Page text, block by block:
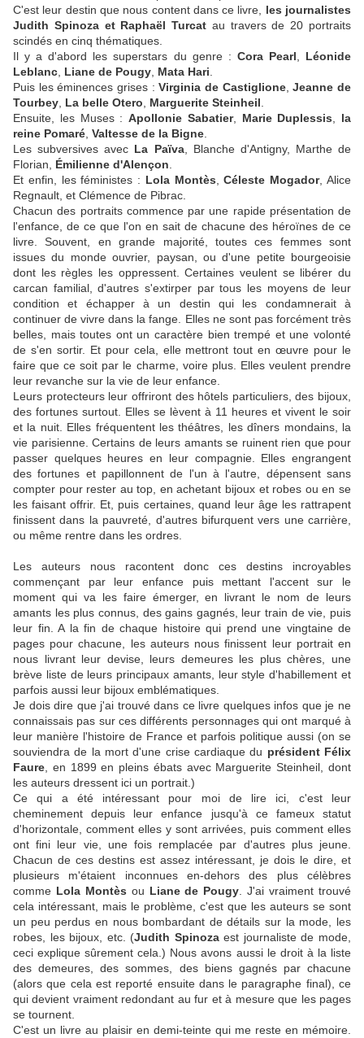
C'est leur destin que nous content dans ce livre, les journalistes
Judith Spinoza et Raphaël Turcat au travers de 20 portraits
scindés en cinq thématiques.
Il y a d'abord les superstars du genre : Cora Pearl
Léonide
Leblanc Liane de Pougy Mata Hari
Puis les éminences grises :Virginia de Castiglione,Jeanne de
Tourbey La belle Otero Marguerite Steinheil
Ensuite, les Muses : Apollonie Sabatier, Marie Duplessis
la
reine Pomaré Valtesse de la Bigne
Les subversives avec La Païva, Blanche d'Antigny, Marthe de
Florian, Émilienne d'Alençon
Et enfin, les féministes : Lola Montès ,Céleste Mogador, Alice
Regnault, et Clémence de Pibrac.
Chacun des portraits commence par une rapide présentation de
l'enfance, de ce que l'on en sait de chacune des héroïnes de ce
livre. Souvent, en grande majorité, toutes ces femmes sont
issues du monde ouvrier, paysan, ou d'une petite bourgeoisie
dont les règles les oppressent. Certaines veulent se libérer du
carcan familial, d'autres s'extirper par tous les moyens de leur
condition et échapper à un destin qui les condamnerait à
continuer de vivre dans la fange. Elles ne sont pas forcément très
belles, mais toutes ont un caractère bien trempé et une volonté
de s'en sortir. Et pour cela, elle mettront tout en œuvre pour le
faire que ce soit par le charme, voire plus. Elles veulent prendre
leur revanche sur la vie de leur enfance.
Leurs protecteurs leur offriront des hôtels particuliers, des bijoux,
des fortunes surtout. Elles se lèvent à 11 heures et vivent le soir
et la nuit. Elles fréquentent les théâtres, les dîners mondains, la
vie parisienne. Certains de leurs amants se ruinent rien que pour
passer quelques heures en leur compagnie. Elles engrangent
des fortunes et papillonnent de l'un à l'autre, dépensent sans
compter pour rester au top, en achetant bijoux et robes ou en se
les faisant offrir. Et, puis certaines, quand leur âge les rattrapent
finissent dans la pauvreté, d'autres bifurquent vers une carrière,
ou même rentre dans les ordres.
Les auteurs nous racontent donc ces destins incroyables
commençant par leur enfance puis mettant l'accent sur le
moment qui va les faire émerger, en livrant le nom de leurs
amants les plus connus, des gains gagnés, leur train de vie, puis
leur fin. A la fin de chaque histoire qui prend une vingtaine de
pages pour chacune, les auteurs nous finissent leur portrait en
nous livrant leur devise, leurs demeures les plus chères, une
brève liste de leurs principaux amants, leur style d'habillement et
parfois aussi leur bijoux emblématiques.
Je dois dire que j'ai trouvé dans ce livre quelques infos que je ne
connaissais pas sur ces différents personnages qui ont marqué à
leur manière l'histoire de France et parfois politique aussi (on se
souviendra de la mort d'une crise cardiaque du président Félix
Faure , en 1899 en pleins ébats avec Marguerite Steinheil, dont
les auteurs dressent ici un portrait.)
Ce qui a été intéressant pour moi de lire ici, c'est leur
cheminement depuis leur enfance jusqu'à ce fameux statut
d'horizontale, comment elles y sont arrivées, puis comment elles
ont fini leur vie, une fois remplacée par d'autres plus jeune.
Chacun de ces destins est assez intéressant, je dois le dire, et
plusieurs m'étaient inconnues en-dehors des plus célèbres
comme Lola Montès ou Liane de Pougy . J'ai vraiment trouvé
cela intéressant, mais le problème, c'est que les auteurs se sont
un peu perdus en nous bombardant de détails sur la mode, les
robes, les bijoux, etc. (Judith Spinozaest journaliste de mode,
ceci explique sûrement cela.) Nous avons aussi le droit à la liste
des demeures, des sommes, des biens gagnés par chacune
(alors que cela est reporté ensuite dans le paragraphe final), ce
qui devient vraiment redondant au fur et à mesure que les pages
se tournent.
C'est un livre au plaisir en demi-teinte qui me reste en mémoire.